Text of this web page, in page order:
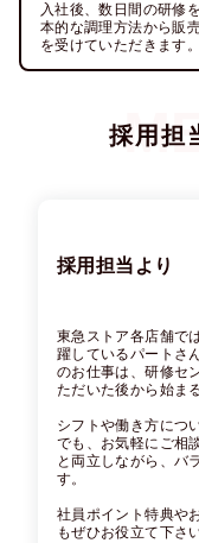
入社後、数日間の研修
本的な調理方法から販
を受けていただきます。
採用担
採用担当より
東急ストア各店舗で
躍しているパートさ
のお仕事は、研修セ
ただいた後から始ま
シフトや働き方につ
でも、お気軽にご相
と両立しながら、バ
す。
社員ポイント特典や
もぜひお役立て下さい